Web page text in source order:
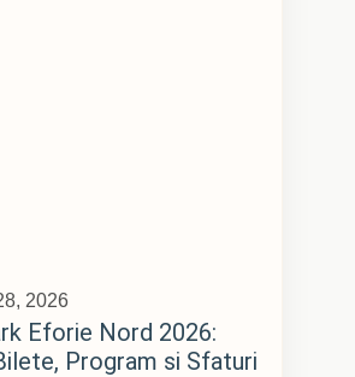
2026
Eforie Nord 2026:
Program si Sfaturi